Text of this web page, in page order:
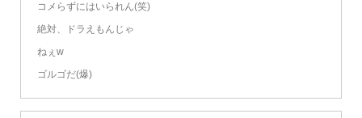
コメらずにはいられん(笑)
絶対、ドラえもんじゃ
ねぇw
ゴルゴだ(爆)